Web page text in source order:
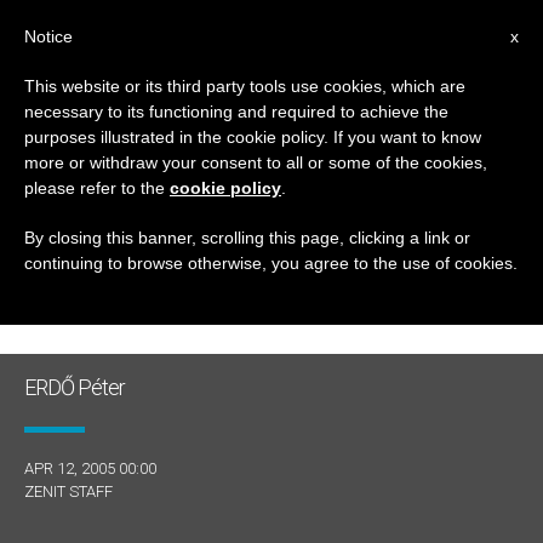
GIORNO
Aprile 12th, 2005
ULTIME NOTIZIE
ERDŐ Péter
APR 12, 2005 00:00
ZENIT STAFF
x
Notice
This website or its third party tools use cookies, which are
necessary to its functioning and required to achieve the
purposes illustrated in the cookie policy. If you want to know
more or withdraw your consent to all or some of the cookies,
please refer to the cookie policy
By closing this banner, scrolling this page, clicking a link or
continuing to browse otherwise, you agree to the use of cookies.